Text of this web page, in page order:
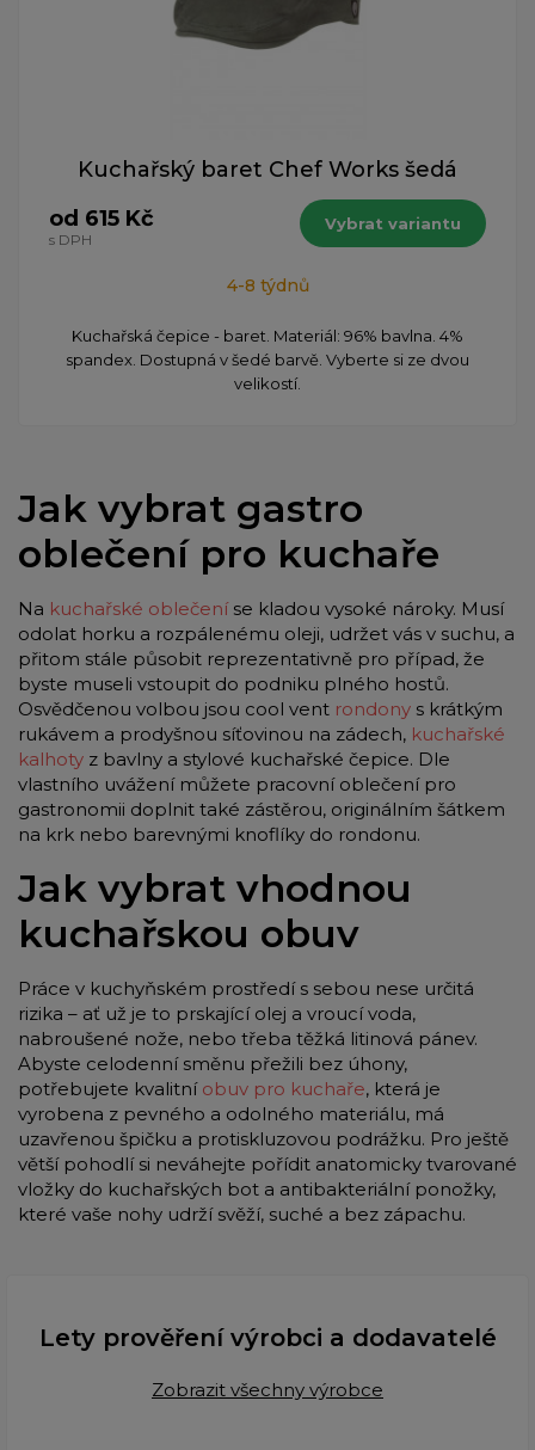
Kuchařský baret Chef Works šedá
od 615 Kč
s DPH
Vybrat variantu
4-8 týdnů
Kuchařská čepice - baret. Materiál: 96% bavlna. 4%
spandex. Dostupná v šedé barvě. Vyberte si ze dvou
velikostí.
Jak vybrat gastro
oblečení pro kuchaře
Na kuchařské oblečeníse kladou vysoké nároky. Musí
odolat horku a rozpálenému oleji, udržet vás v suchu, a
přitom stále působit reprezentativně pro případ, že
byste museli vstoupit do podniku plného hostů.
Osvědčenou volbou jsou cool vent rondony s krátkým
rukávem a prodyšnou síťovinou na zádech, kuchařské
kalhoty z bavlny a stylové kuchařské čepice. Dle
vlastního uvážení můžete pracovní oblečení pro
gastronomii doplnit také zástěrou, originálním šátkem
na krk nebo barevnými knoflíky do rondonu.
Jak vybrat vhodnou
kuchařskou obuv
Práce v kuchyňském prostředí s sebou nese určitá
rizika – ať už je to prskající olej a vroucí voda,
nabroušené nože, nebo třeba těžká litinová pánev.
Abyste celodenní směnu přežili bez úhony,
potřebujete kvalitní obuv pro kuchaře, která je
vyrobena z pevného a odolného materiálu, má
uzavřenou špičku a protiskluzovou podrážku. Pro ještě
větší pohodlí si neváhejte pořídit anatomicky tvarované
vložky do kuchařských bot a antibakteriální ponožky,
které vaše nohy udrží svěží, suché a bez zápachu.
Lety prověření výrobci a dodavatelé
Zobrazit všechny výrobce